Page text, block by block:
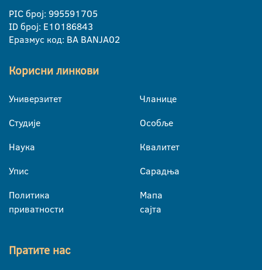
PIC број: 995591705
ID број: E10186843
Еразмус код: BA BANJA02
Корисни линкови
Универзитет
Студије
Наука
Упис
Политика
приватности
Чланице
Особље
Квалитет
Сарадња
Мапа
сајта
Пратите нас